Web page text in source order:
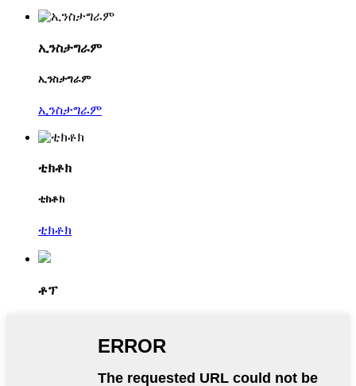
ኢንስታግራም
ኢንስታግራም
ኢንስታግራም
ቲክቶክ
ቲክቶክ
ቲክቶክ
ቶፕ